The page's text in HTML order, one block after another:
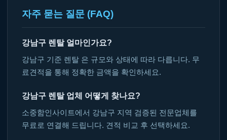
자주 묻는 질문 (FAQ)
강남구 렌탈 얼마인가요?
강남구 기준 렌탈 은 규모와 상태에 따라 다릅니다. 무
료견적을 통해 정확한 금액을 확인하세요.
강남구 렌탈 업체 어떻게 찾나요?
소중함인사이트에서 강남구 지역 검증된 전문업체를
무료로 연결해 드립니다. 견적 비교 후 선택하세요.